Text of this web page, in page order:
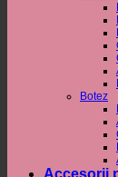
Botez